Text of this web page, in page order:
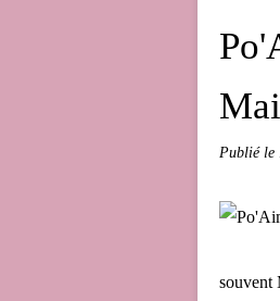
Publié le
souvent